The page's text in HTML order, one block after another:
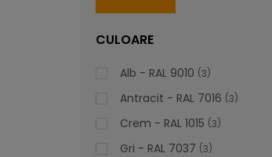
CULOARE
Alb - RAL 9010 3
Antracit - RAL 7016 3
Crem - RAL 1015 3
Gri - RAL 7037 3